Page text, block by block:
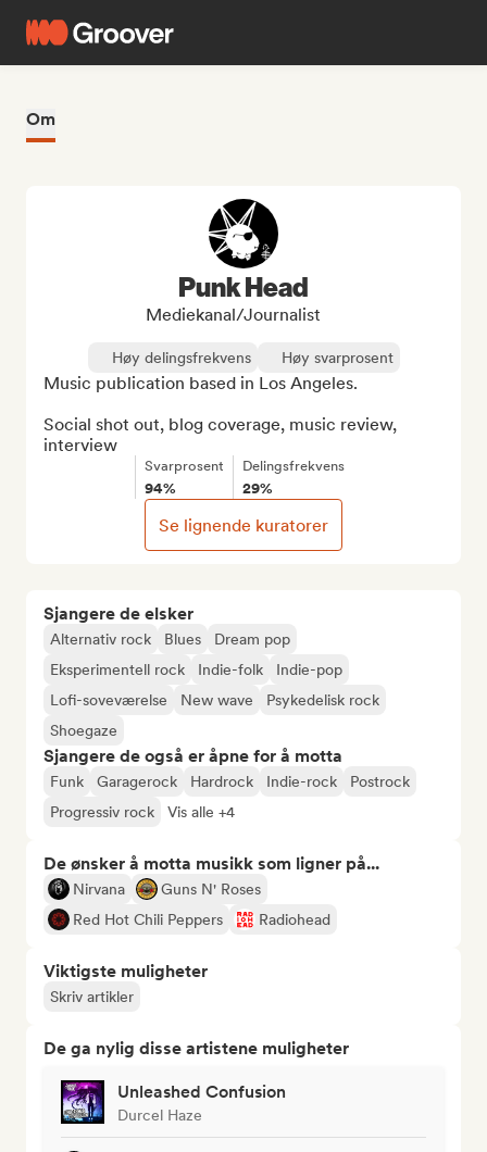
Om
Sjangere de elsker
Alternativ rock Blues
Dream pop
Eksperimentell rock
Indie-folk
Indie-pop
Lofi-soveværelse
New wave
Psykedelisk rock
Shoegaze
Sjangere de også er åpne for å motta
Funk Garagerock Hardrock Indie-rock
Postrock
Progressiv rock
Vis alle +4
De ønsker å motta musikk som ligner på...
Nirvana
Guns N' Roses
Red Hot Chili Peppers
Radiohead
Viktigste muligheter
Skriv artikler
De ga nylig disse artistene muligheter
Unleashed Confusion
Durcel Haze
Punk Head
Mediekanal/journalist
Høy delingsfrekvens Høy svarprosent
Music publication based in Los Angeles.
Social shot out, blog coverage, music review,
interview
Svarprosent
94%
Delingsfrekvens
29%
Se lignende kuratorer